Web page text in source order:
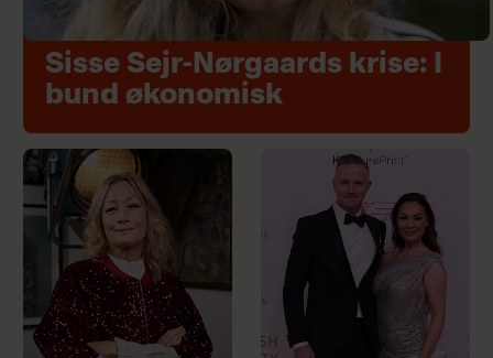
Sisse Sejr-Nørgaards krise: I
bund økonomisk